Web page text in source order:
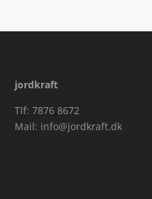
jordkraft
Tlf: 7876 8672
Mail: info@jordkraft.dk